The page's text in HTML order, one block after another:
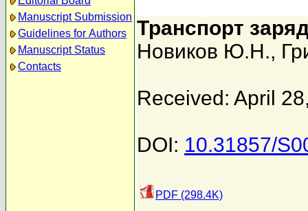
Manuscript Submission
Guidelines for Authors
Manuscript Status
Contacts
Транспорт
Новиков Ю.Н.,
Received: April
DOI: 10.31857/
PDF (298.4K)